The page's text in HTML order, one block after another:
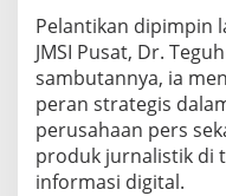
Pelantikan dipimpin
JMSI Pusat, Dr.
sambutannya, ia
peran strategis
perusahaan pers
produk jurnalistik di
informasi digital.